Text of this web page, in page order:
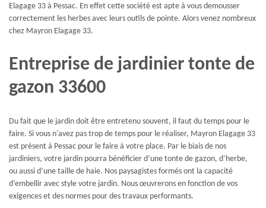
Elagage 33 à Pessac. En effet cette société est apte à vous demousser
correctement les herbes avec leurs outils de pointe. Alors venez nombreux
chez Mayron Elagage 33.
Entreprise de jardinier tonte de
gazon 33600
Du fait que le jardin doit être entretenu souvent, il faut du temps pour le
faire. Si vous n'avez pas trop de temps pour le réaliser, Mayron Elagage 33
est présent à Pessac pour le faire à votre place. Par le biais de nos
jardiniers, votre jardin pourra bénéficier d’une tonte de gazon, d’herbe,
ou aussi d’une taille de haie. Nos paysagistes formés ont la capacité
d’embellir avec style votre jardin. Nous œuvrerons en fonction de vos
exigences et des normes pour des travaux performants.